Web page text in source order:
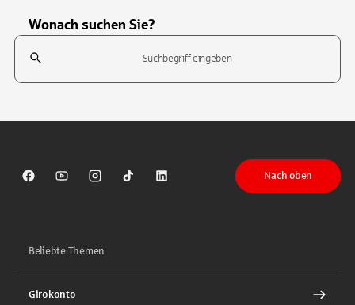
Wonach suchen Sie?
Suchfeld
Sparkasse auf Facebook
Sparkasse auf Youtube
Sparkasse auf Instagram
Sparkasse auf TikTok
Sparkasse auf LinkedIn
Nach oben
Beliebte Themen
Girokonto